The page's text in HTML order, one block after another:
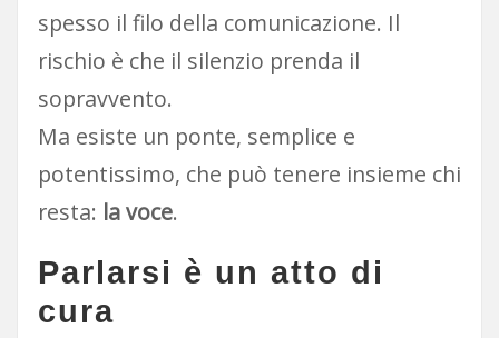
spesso il filo della comunicazione. Il
rischio è che il silenzio prenda il
sopravvento.
Ma esiste un ponte, semplice e
potentissimo, che può tenere insieme chi
resta: la voce.
Parlarsi è un atto di
cura